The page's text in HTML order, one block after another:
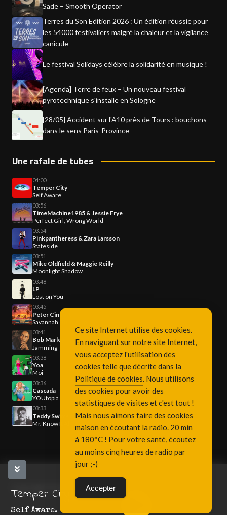
Sade – Smooth Operator
Terres du Son Edition 2026 : Un édition réussie pour
les 54000 festivaliers malgré la chaleur et la vigilance
canicule
Le festival Solidays célèbre la solidarité en musique !
[Agenda] Terre de feux – Un nouveau festival
pyrotechnique s'installe en Sologne
[28/05] Accident sur l'A10 près de Tours : bouchons
dans le sens Paris-Province
Une rafale de tubes
04:00
Temper City
Self Aware
03:56
TimeMachine1985 & Jessie Frye
Perfect Girl, Wrong World
03:54
Pinkpantheress & Zara Larsson
Stateside
03:51
Mike Oldfield & Maggie Reilly
Moonlight Shadow
03:48
LP
Lost on You
03:45
Peter Cincotti
Savannah, Turn It Up!
03:41
Bob Marley
Jamming
03:38
Yoa
Moi
03:36
Cascada
YOUtopia
03:33
Teddy Swims
Mr. Know It All
Temper City
Self Aware.
Copyright Fréquence 3, since 2001
Ce site Internet utilise des cookies.
En naviguant sur notre site Internet,
vous acceptez l'utilisation des
cookies telle que décrite dans la
Politique de cookies. Nous utilisons
des cookies pour avoir des
statistiques de visites et c'est tout !
Mais nous aimons faire des cookies
maison en écoutant la radio. 20 min
à 180°C ! Pour votre santé, écoutez
au moins cinq heures de radio par
jour ;-)
Accepter